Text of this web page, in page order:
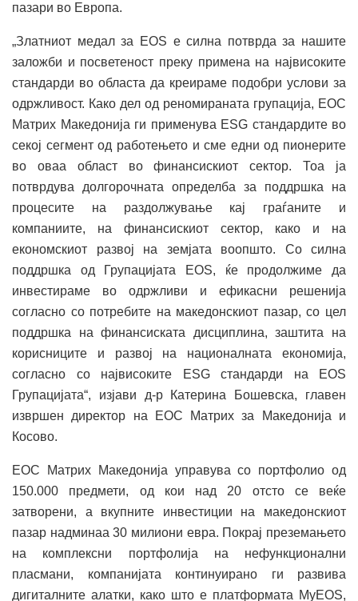
пазари во Европа.
„Златниот медал за EOS е силна потврда за нашите
заложби и посветеност преку примена на највисоките
стандарди во областа да креираме подобри услови за
одржливост. Како дел од реномираната групација, ЕОС
Матрих Македонија ги применува ESG стандардите во
секој сегмент од работењето и сме едни од пионерите
во оваа област во финансискиот сектор. Тоа ја
потврдува долгорочната определба за поддршка на
процесите на раздолжување кај граѓаните и
компаниите, на финансискиот сектор, како и на
економскиот развој на земјата воопшто. Со силна
поддршка од Групацијата EOS, ќе продолжиме да
инвестираме во одржливи и ефикасни решенија
согласно со потребите на македонскиот пазар, со цел
поддршка на финансиската дисциплина, заштита на
корисниците и развој на националната економија,
согласно со највисоките ESG стандарди на EOS
Групацијата“, изјави д-р Катерина Бошевска, главен
извршен директор на ЕОС Матрих за Македонија и
Косово.
ЕОС Матрих Македонија управува со портфолио од
150.000 предмети, од кои над 20 отсто се веќе
затворени, а вкупните инвестиции на македонскиот
пазар надминаа 30 милиони евра. Покрај преземањето
на комплексни портфолија на нефункционални
пласмани, компанијата континуирано ги развива
дигиталните алатки, како што е платформата MyEOS,